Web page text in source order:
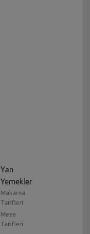
Yan
Yemekler
Makarna
Tarifleri
Meze
Tarifleri